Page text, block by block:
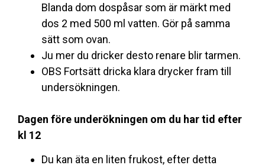
Blanda dom dospåsar som är märkt med
dos 2 med 500 ml vatten. Gör på samma
sätt som ovan.
Ju mer du dricker desto renare blir tarmen.
OBS Fortsätt dricka klara drycker fram till
undersökningen.
Dagen före underökningen om du har tid efter
kl 12
Du kan äta en liten frukost, efter detta